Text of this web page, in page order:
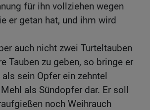
für ihn vollziehen wegen
er getan hat, und ihm wird
auch nicht zwei Turteltauben
Tauben zu geben, so bringe er
sein Opfer ein zehntel
als Sündopfer dar. Er soll
noch Weihrauch